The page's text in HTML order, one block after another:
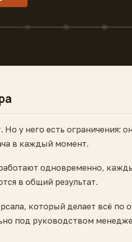
у него есть ограничения:
в каждый момент.
одновременно,
в общий результат.
который делает всё по
под руководством